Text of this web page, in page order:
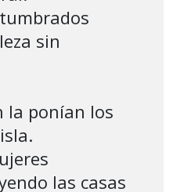
sin
la ponían los